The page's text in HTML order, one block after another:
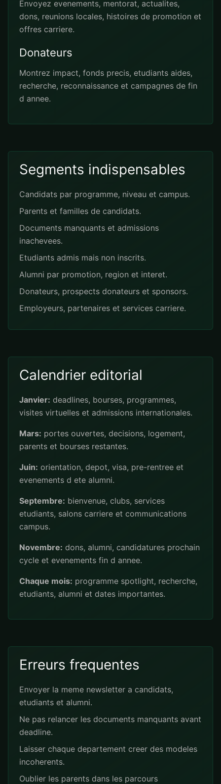
Envoyez evenements, mentorat, actualites,
dons, reunions locales, histoires de promotion et
offres carriere.
Donateurs
Montrez impact, fonds precis, etudiants aides,
recherche, reconnaissance et campagnes de fin
d annee.
Segments indispensables
Candidats par programme, niveau et campus.
Parents et familles de candidats.
Documents manquants et admissions
inachevees.
Etudiants admis mais non inscrits.
Alumni par promotion, region et interet.
Donateurs, prospects donateurs et sponsors.
Employeurs, partenaires et services carriere.
Calendrier editorial
Janvier: deadlines, bourses, programmes,
visites virtuelles et admissions internationales.
Mars: portes ouvertes, decisions, logement,
parents et bourses restantes.
Juin: orientation, depot, visa, pre-rentree et
evenements d ete alumni.
Septembre: bienvenue, clubs, services
etudiants, salons carriere et communications
campus.
Novembre: dons, alumni, candidatures prochain
cycle et evenements fin d annee.
Chaque mois: programme spotlight, recherche,
etudiants, alumni et dates importantes.
Erreurs frequentes
Envoyer la meme newsletter a candidats,
etudiants et alumni.
Ne pas relancer les documents manquants avant
deadline.
Laisser chaque departement creer des modeles
incoherents.
Oublier les parents dans les parcours